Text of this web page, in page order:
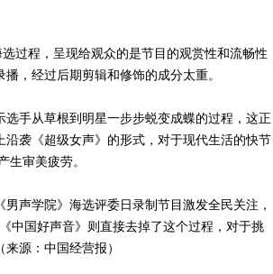
过程，呈现给观众的是节目的观赏性和流畅性
，经过后期剪辑和修饰的成分太重。
手从草根到明星一步步蜕变成蝶的过程，这正
袭《超级女声》的形式，对于现代生活的快节
生审美疲劳。
学院》海选评委日录制节目激发全民关注，
中国好声音》则直接去掉了这个过程，对于挑
源：中国经营报）